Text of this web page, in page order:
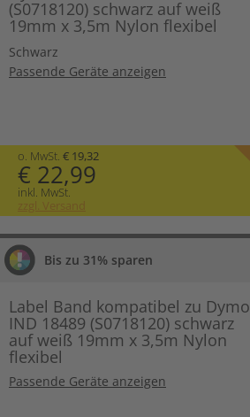
(S0718120) schwarz auf weiß
19mm x 3,5m Nylon flexibel
Schwarz
Passende Geräte anzeigen
o. MwSt. € 19,32
€ 22,99
inkl. MwSt.
zzgl. Versand
Bis zu 31% sparen
Label Band kompatibel zu Dymo
IND 18489 (S0718120) schwarz
auf weiß 19mm x 3,5m Nylon
flexibel
Passende Geräte anzeigen